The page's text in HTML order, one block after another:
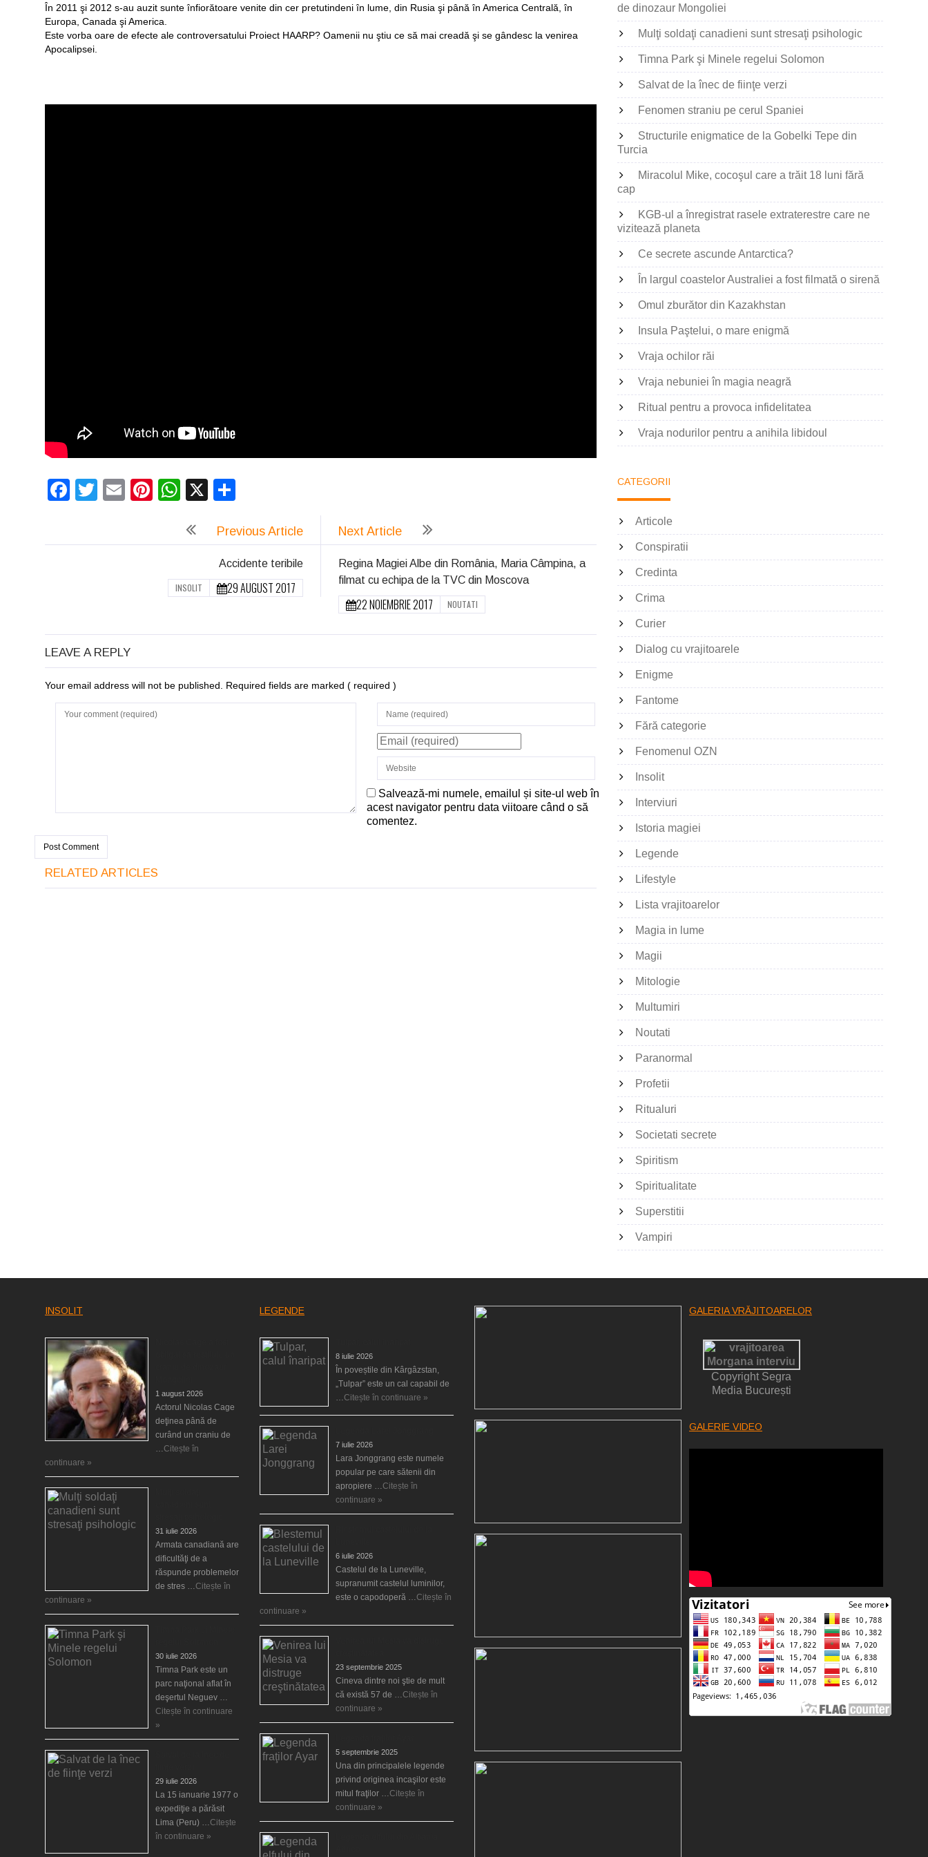
În 2011 şi 2012 s-au auzit sunte înfiorătoare venite din cer pretutindeni în lume, din Rusia şi până în America Centrală, în
Europa, Canada şi America.
Este vorba oare de efecte ale controversatului Proiect HAARP? Oamenii nu ştiu ce să mai creadă şi se gândesc la venirea
Apocalipsei.
Facebook
Twitter
EmailPinterest
WhatsApp
X
Previous Article
Accidente teribile
29 AUGUST 2017
INSOLIT
Next Article
Regina Magiei Albe din România, Maria Câmpina, a
filmat cu echipa de la TVC din Moscova
22 NOIEMBRIE 2017 NOUTATI
LEAVE A REPLY
Your email address will not be published. Required fields are marked ( required )
Salvează-mi numele, emailul și site-ul web în
acest navigator pentru data viitoare când o să
comentez.
RELATED ARTICLES
de dinozaur Mongoliei
Mulţi soldaţi canadieni sunt stresaţi psihologic
Timna Park şi Minele regelui Solomon
Salvat de la înec de fiinţe verzi
Fenomen straniu pe cerul Spaniei
Structurile enigmatice de la Gobelki Tepe din
Turcia
Miracolul Mike, cocoşul care a trăit 18 luni fără
cap
KGB-ul a înregistrat rasele extraterestre care ne
vizitează planeta
Ce secrete ascunde Antarctica?
În largul coastelor Australiei a fost filmată o sirenă
Omul zburător din Kazakhstan
Insula Paştelui, o mare enigmă
Vraja ochilor răi
Vraja nebuniei în magia neagră
Ritual pentru a provoca infidelitatea
Vraja nodurilor pentru a anihila libidoul
CATEGORII
Articole
Conspiratii
Credinta
Crima
Curier
Dialog cu vrajitoarele
Enigme
Fantome
Fără categorie
Fenomenul OZN
Insolit
Interviuri
Istoria magiei
Legende
Lifestyle
Lista vrajitoarelor
Magia in lume
Magii
Mitologie
Multumiri
Noutati
Paranormal
Profetii
Ritualuri
Societati secrete
Spiritism
Spiritualitate
Superstitii
Vampiri
INSOLIT
1 august 2026
Actorul Nicolas Cage
deţinea până de
curând un craniu de
…Citește în
continuare »
31 iulie 2026
Armata canadiană are
dificultăţi de a
răspunde problemelor
de stres …Citește în
continuare »
30 iulie 2026
Timna Park este un
parc naţional aflat în
deşertul Neguev …
Citește în continuare
»
29 iulie 2026
La 15 ianuarie 1977 o
expediţie a părăsit
Lima (Peru) …Citește
în continuare »
LEGENDE
8 iulie 2026
În poveștile din Kârgâzstan,
„Tulpar” este un cal capabil de
…Citește în continuare »
7 iulie 2026
Lara Jonggrang este numele
popular pe care sătenii din
apropiere …Citește în
continuare »
6 iulie 2026
Castelul de la Luneville,
supranumit castelul luminilor,
este o capodoperă …Citește în
continuare »
23 septembrie 2025
Cineva dintre noi ştie de mult
că există 57 de …Citește în
continuare »
5 septembrie 2025
Una din principalele legende
privind originea incaşilor este
mitul fraţilor …Citește în
continuare »
GALERIA VRĂJITOARELOR
Copyright Segra
Media București
GALERIE VIDEO